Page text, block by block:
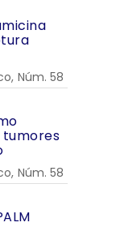
Núm. 58
tumores
Núm. 58